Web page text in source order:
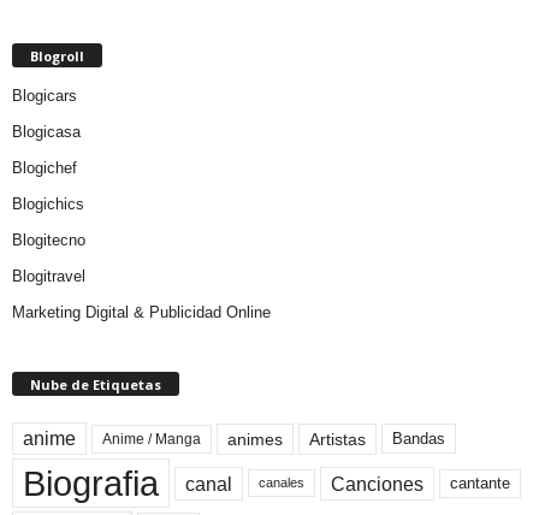
Blogroll
Blogicars
Blogicasa
Blogichef
Blogichics
Blogitecno
Blogitravel
Marketing Digital & Publicidad Online
Nube de Etiquetas
anime Anime / Manga animes Artistas Bandas
Biografia canal canales Canciones cantante